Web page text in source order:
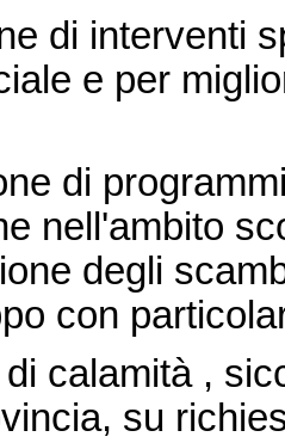
di interventi
e per
di
nell'ambito
degli
con
calamità ,
su